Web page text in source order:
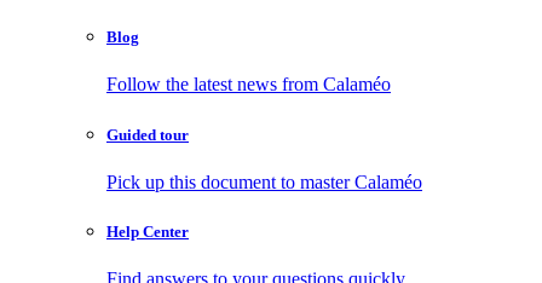
Blog
Follow the latest news from Calaméo
Guided tour
Pick up this document to master Calaméo
Help Center